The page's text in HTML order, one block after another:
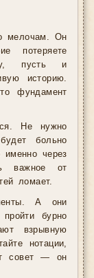
мелочам. Он
потеряете
пусть и
историю.
фундамент
Не нужно
больно
через
важное от
ломает.
А они
бурно
взрывную
нотации,
совет — он